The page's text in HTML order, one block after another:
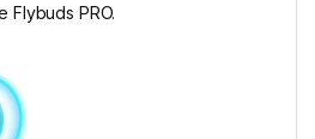
Flybuds PRO.